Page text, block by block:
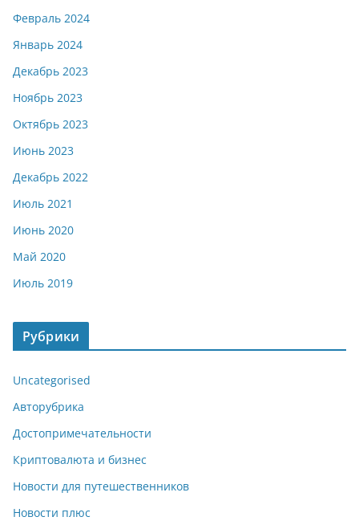
Февраль 2024
Январь 2024
Декабрь 2023
Ноябрь 2023
Октябрь 2023
Июнь 2023
Декабрь 2022
Июль 2021
Июнь 2020
Май 2020
Июль 2019
Рубрики
Uncategorised
Авторубрика
Достопримечательности
Криптовалюта и бизнес
Новости для путешественников
Новости плюс